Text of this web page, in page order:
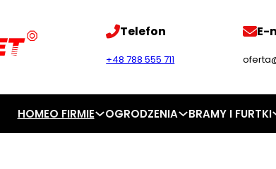
Telefon
+48 788 555 711
E-
HOMEO FIRMIE OGRODZENIA BRAMY I FURTKI